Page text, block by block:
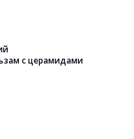
с церамидами